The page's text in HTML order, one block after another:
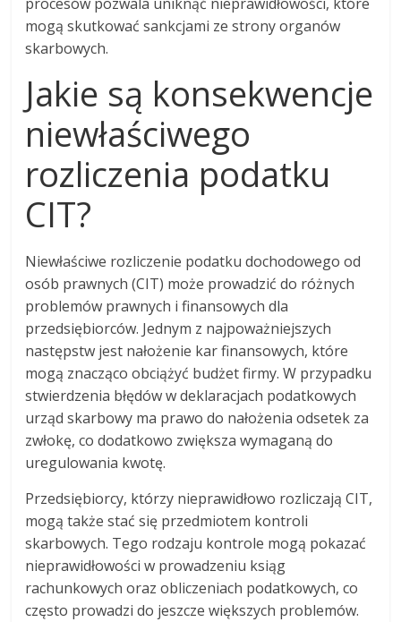
mogą skutkować sankcjami ze strony organów
skarbowych.
Jakie są konsekwencje
niewłaściwego
rozliczenia podatku
CIT?
Niewłaściwe rozliczenie podatku dochodowego od
osób prawnych (CIT) może prowadzić do różnych
problemów prawnych i finansowych dla
przedsiębiorców. Jednym z najpoważniejszych
następstw jest nałożenie kar finansowych, które
mogą znacząco obciążyć budżet firmy. W przypadku
stwierdzenia błędów w deklaracjach podatkowych
urząd skarbowy ma prawo do nałożenia odsetek za
zwłokę, co dodatkowo zwiększa wymaganą do
uregulowania kwotę.
Przedsiębiorcy, którzy nieprawidłowo rozliczają CIT,
mogą także stać się przedmiotem kontroli
skarbowych. Tego rodzaju kontrole mogą pokazać
nieprawidłowości w prowadzeniu ksiąg
rachunkowych oraz obliczeniach podatkowych, co
często prowadzi do jeszcze większych problemów.